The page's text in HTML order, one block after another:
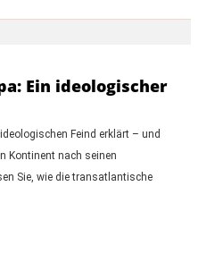
Ein ideologischer
Feind erklärt – und
Kontinent nach seinen
Sie, wie die transatlantische